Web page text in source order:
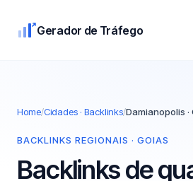
Gerador de Tráfego
Home/Cidades · Backlinks/Damianopolis ·
BACKLINKS REGIONAIS · GOIAS
Backlinks de